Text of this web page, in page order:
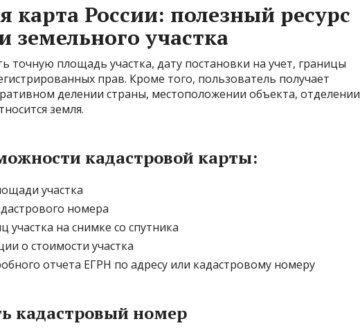
карта России: полезный ресурс
земельного участка
точную площадь участка, дату постановки на учет, границы
прав. Кроме того, пользователь получает
делении страны, местоположении объекта, отделении
земля.
кадастровой карты:
участка
номера
участка на снимке со спутника
о стоимости участка
отчета ЕГРН по адресу или кадастровому номеру
кадастровый номер